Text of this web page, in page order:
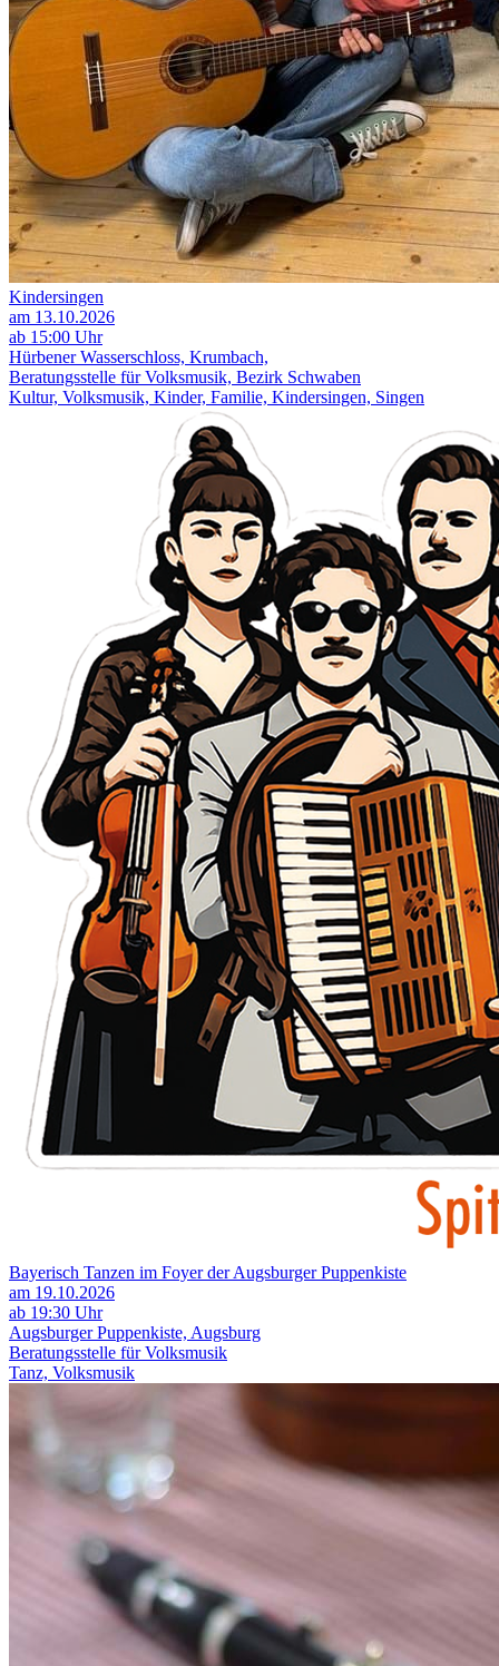
Kindersingen
am 13.10.2026
ab 15:00 Uhr
Hürbener Wasserschloss, Krumbach,
Beratungsstelle für Volksmusik, Bezirk Schwaben
Kultur, Volksmusik, Kinder, Familie, Kindersingen, Singen
Bayerisch Tanzen im Foyer der Augsburger Puppenkiste
am 19.10.2026
ab 19:30 Uhr
Augsburger Puppenkiste, Augsburg
Beratungsstelle für Volksmusik
Tanz, Volksmusik